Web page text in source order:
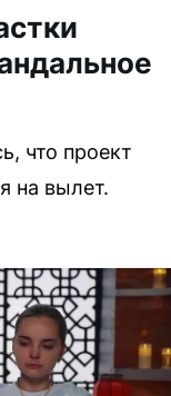
что проект
на вылет.